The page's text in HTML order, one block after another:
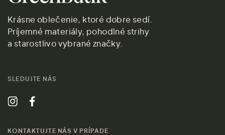
Krásne oblečenie, ktoré dobre sedí.
Príjemné materiály, pohodlné strihy
a starostlivo vybrané značky.
SLEDUJTE NÁS
KONTAKTUJTE NÁS V PRÍPADE